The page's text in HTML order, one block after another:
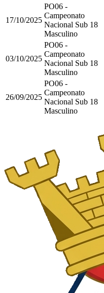
17/10/2025
PO06 -
Campeonato
Nacional Sub 18
Masculino
03/10/2025
PO06 -
Campeonato
Nacional Sub 18
Masculino
26/09/2025
PO06 -
Campeonato
Nacional Sub 18
Masculino